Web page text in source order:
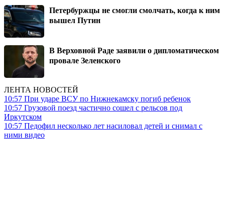
Петербуржцы не смогли смолчать, когда к ним
вышел Путин
В Верховной Раде заявили о дипломатическом
провале Зеленского
ЛЕНТА НОВОСТЕЙ
10:57 При ударе ВСУ по Нижнекамску погиб ребенок
10:57 Грузовой поезд частично сошел с рельсов под
Иркутском
10:57 Педофил несколько лет насиловал детей и снимал с
ними видео